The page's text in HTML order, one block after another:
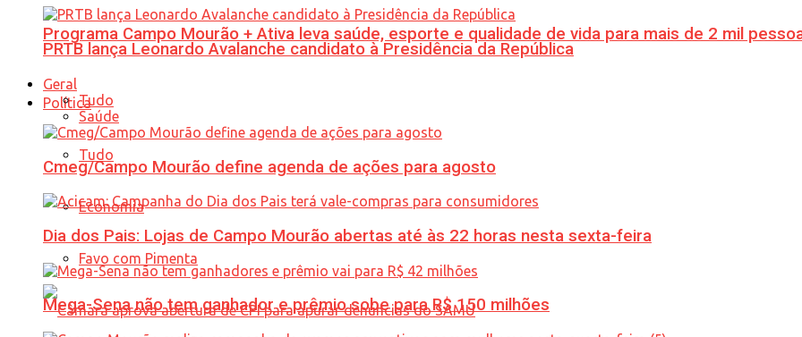
Programa Campo Mourão + Ativa leva saúde, esporte e qualidade de vida para mais de 2 mil
Política
Tudo
Economia
Favo com Pimenta
PRTB lança Leonardo Avalanche candidato à Presidência da República
Geral
Tudo
Saúde
Cmeg/Campo Mourão define agenda de ações para agosto
Dia dos Pais: Lojas de Campo Mourão abertas até às 22 horas nesta sexta-feira
Mega-Sena não tem ganhador e prêmio sobe para R$ 150 milhões